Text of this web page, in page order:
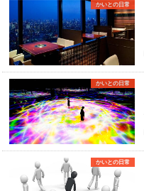
かいとの日常
かいとの日常
かいとの日常